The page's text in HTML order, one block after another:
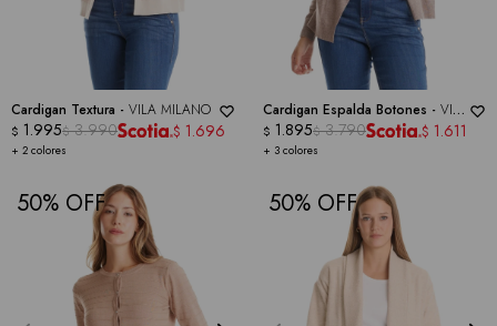
Cardigan Textura - VILA MILANO
+ 2 colores
$ 1.995$ 3.990 $ 1.696
Cardigan Espalda Botones - VILA
MILANO
+ 3 colores
$ 1.895$ 3.790 $ 1.611
50 50